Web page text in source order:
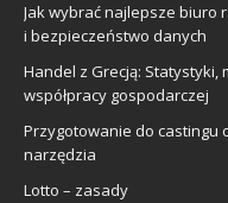
Jak wybrać najlepsze biuro
i bezpieczeństwo danych
Handel z Grecją: Statystyki,
współpracy gospodarczej
Przygotowanie do castingu
narzędzia
Lotto – zasady